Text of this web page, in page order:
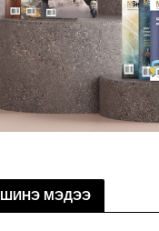
ШИНЭ МЭДЭЭ